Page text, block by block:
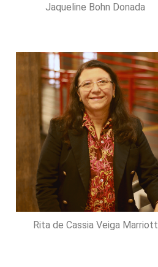
Jaqueline Bohn Donada
Rita de Cassia Veiga Marriott